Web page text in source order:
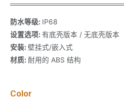
防水等级: IP68
设置选项: 有底壳版本 / 无底壳版本
安装: 壁挂式/嵌入式
材质: 耐用的 ABS 结构
Color